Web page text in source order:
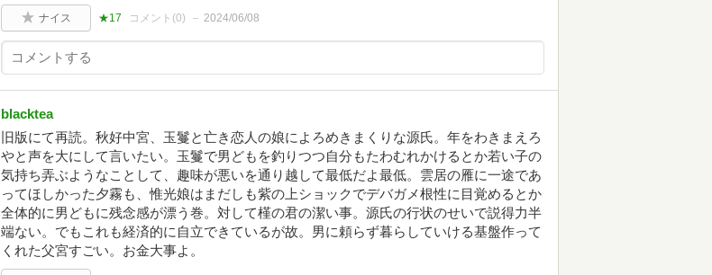
ナイス ★17 コメント(0) 2024/06/08
blacktea
旧版にて再読。秋好中宮、玉鬘と亡き恋人の娘によろめきまくりな源氏。年をわきまえろ
やと声を大にして言いたい。玉鬘で男どもを釣りつつ自分もたわむれかけるとか若い子の
気持ち弄ぶようなことして、趣味が悪いを通り越して最低だよ最低。雲居の雁に一途であ
ってほしかった夕霧も、惟光娘はまだしも紫の上ショックでデバガメ根性に目覚めるとか
全体的に男どもに残念感が漂う巻。対して槿の君の潔い事。源氏の行状のせいで説得力半
端ない。でもこれも経済的に自立できているが故。男に頼らず暮らしていける基盤作って
くれた父宮すごい。お金大事よ。